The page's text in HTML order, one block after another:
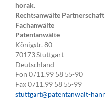
horak.
Rechtsanwälte
Fachanwälte
Patentanwälte
Königstr. 80
70173Stuttgart
Deutschland
Fon 0711.99 58 55-90
Fax0711.99 58 55-99
stuttgart@patentanwalt-